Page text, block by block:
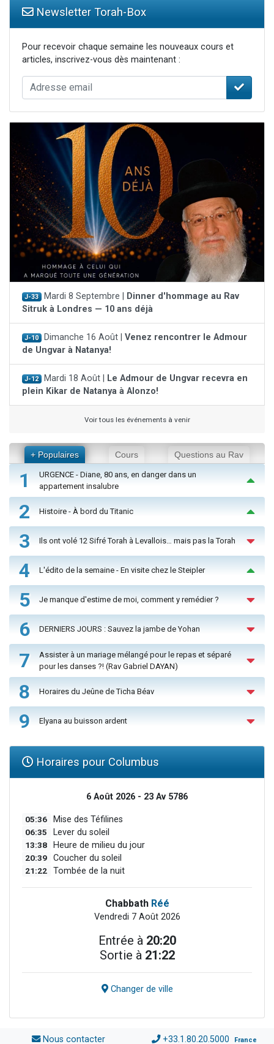
Newsletter Torah-Box
Pour recevoir chaque semaine les nouveaux cours et
articles, inscrivez-vous dès maintenant :
J-33 Mardi 8 Septembre |
Dinner d'hommage au Rav
Sitruk à Londres — 10 ans déjà
J-10 Dimanche 16 Août | Venez rencontrer le Admour
de Ungvar à Natanya!
J-12 Mardi 18 Août |
Le Admour de Ungvar recevra en
plein Kikar de Natanya à Alonzo!
Voir tous les événements à venir
+ Populaires Cours Questions au Rav
1
URGENCE - Diane, 80 ans, en danger dans un
appartement insalubre
2 Histoire - À bord du Titanic
3 Ils ont volé 12 Sifré Torah à Levallois… mais pas la Torah
4 L'édito de la semaine - En visite chez le Steipler
5 Je manque d'estime de moi, comment y remédier ?
6 DERNIERS JOURS : Sauvez la jambe de Yohan
7
Assister à un mariage mélangé pour le repas et séparé
pour les danses ?! (Rav Gabriel DAYAN)
8 Horaires du Jeûne de Ticha Béav
9 Elyana au buisson ardent
Horaires pour Columbus
6 Août 2026 - 23 Av 5786
05:36 Mise des Téfilines
06:35 Lever du soleil
13:38 Heure de milieu du jour
20:39 Coucher du soleil
21:22 Tombée de la nuit
Chabbath Réé
Vendredi 7 Août 2026
Entrée à 20:20
Sortie à 21:22
Changer de ville
Nous contacter +33.1.80.20.5000 France